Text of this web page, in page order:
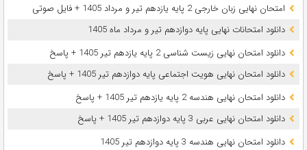
امتحان نهایی زبان خارجی 2 پایه یازدهم تیر و مرداد 1405 + فایل صوتی
دانلود امتحانات نهایی پایه دوازدهم تیر و مرداد ماه 1405
دانلود امتحان نهایی زیست شناسی 2 پایه یازدهم تیر 1405 + پاسخ
دانلود امتحان نهایی هویت اجتماعی پایه دوازدهم تیر 1405 + پاسخ
دانلود امتحان نهایی هندسه 2 پایه یازدهم تیر 1405 + پاسخ
دانلود امتحان نهایی عربی 3 پایه دوازدهم تیر 1405 + پاسخ
دانلود امتحان نهایی هندسه 3 پایه دوازدهم تیر 1405